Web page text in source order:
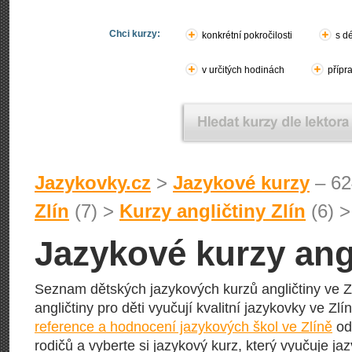
Chci kurzy: konkrétní pokročilosti s
v určitých hodinách
Jazykovky.cz > Jazykové kurzy –
Zlín (7) > Kurzy angličtiny Zlín (6)
Jazykové kurzy
Seznam dětských jazykových kurzů angličtiny ve
angličtiny pro děti vyučují kvalitní jazykovky ve
reference a hodnocení jazykových škol ve Zlíně
rodičů a vyberte si jazykový kurz, který vyučuje